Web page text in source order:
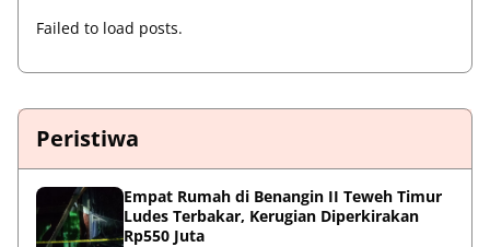
Failed to load posts.
Peristiwa
Empat Rumah di Benangin II Teweh Timur
Ludes Terbakar, Kerugian Diperkirakan
Rp550 Juta